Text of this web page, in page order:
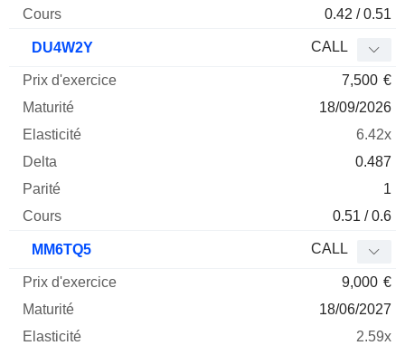
0.42 / 0.51
DU4W2Y CALL
7,500 €
18/09/2026
6.42x
0.487
1
0.51 / 0.6
MM6TQ5 CALL
9,000 €
18/06/2027
2.59x